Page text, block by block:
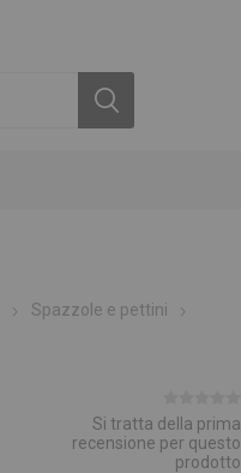
Spazzole e pettini
Si tratta della prima
recensione per questo
prodotto